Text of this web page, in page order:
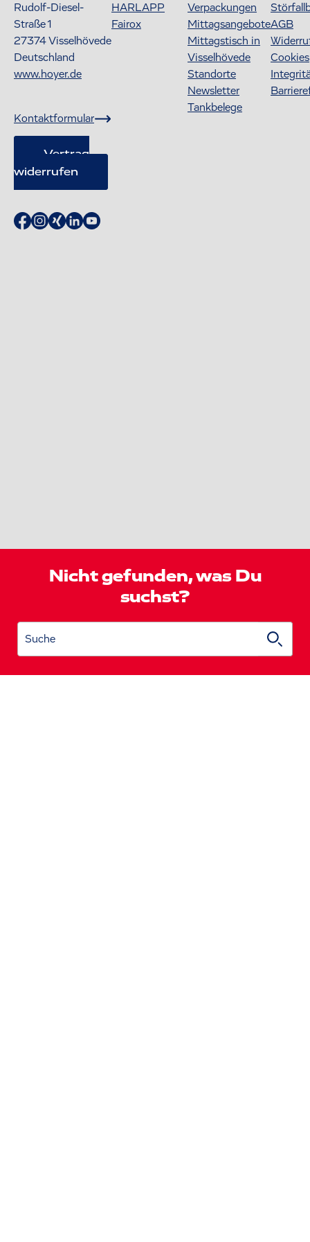
Rudolf-Diesel-
Straße 1
27374Visselhövede
Deutschland
www.hoyer.de
Kontaktformular
Vertrag
widerrufen
HARLAPP
Fairox
Verpackungen
Mittagsangebote
Mittagstisch in
Visselhövede
Standorte
Newsletter
Tankbelege
AGB
Cookies
Nicht gefunden, was Du
suchst?
Suche